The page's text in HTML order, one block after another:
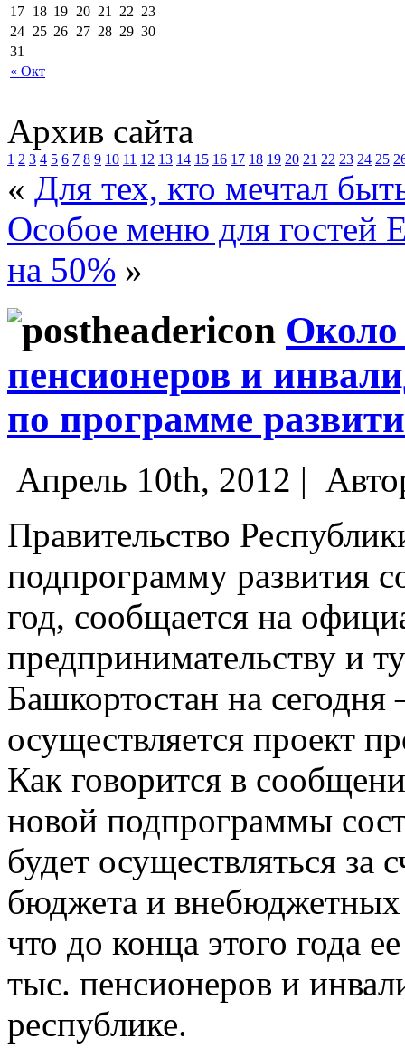
« Окт
17 18 19 20 21 22 23
24 25 26 27 28 29 30
31
Архив сайта
1 2 3 4 5 6 7 8 9 10 11 12 13 14 15 16 17 18 19 20 21 22 23 24 25
« Для тех, кто мечтал
Особое меню для гостей
на 50% »
пенсионеров и
по программе
Апрель 10th, 2012 |
Правительство
подпрограмму развития
год, сообщается на
предпринимательству и
Башкортостан на
осуществляется проект
Как говорится в
новой подпрограммы
будет осуществляться за
бюджета и внебюджетных
что до конца этого года
тыс. пенсионеров и
республике.